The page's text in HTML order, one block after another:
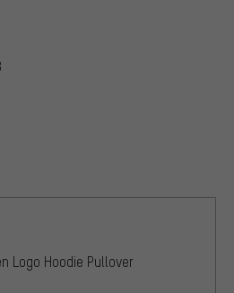
Logo Hoodie Pullover